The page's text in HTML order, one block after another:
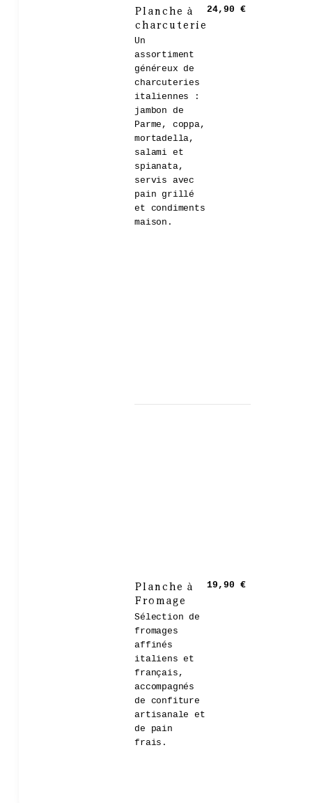
Planche à
charcuterie
Un
assortiment
généreux de
charcuteries
italiennes :
jambon de
Parme, coppa,
mortadella,
salami et
spianata,
servis avec
pain grillé
et condiments
maison.
24,90 €
Planche à
Fromage
Sélection de
fromages
affinés
italiens et
français,
accompagnés
de confiture
artisanale et
de pain
frais.
19,90 €